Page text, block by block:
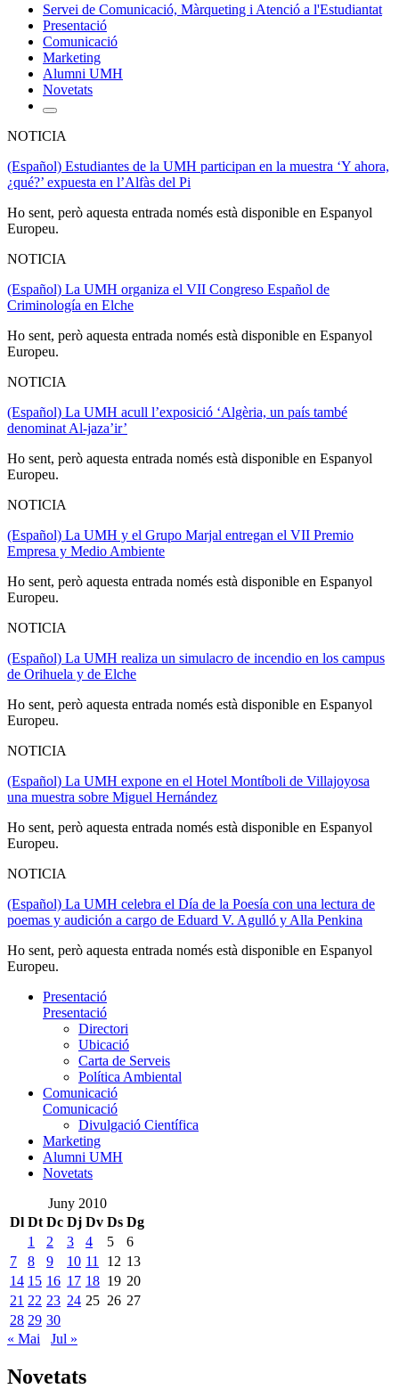
Servei de Comunicació, Màrqueting i Atenció a l'Estudiantat
Presentació
Comunicació
Marketing
Alumni UMH
Novetats
NOTICIA
(Español) Estudiantes de la UMH participan en la muestra ‘Y ahora,
¿qué?’ expuesta en l’Alfàs del Pi
Ho sent, però aquesta entrada només està disponible en Espanyol
Europeu.
NOTICIA
(Español) La UMH organiza el VII Congreso Español de
Criminología en Elche
Ho sent, però aquesta entrada només està disponible en Espanyol
Europeu.
NOTICIA
(Español) La UMH acull l’exposició ‘Algèria, un país també
denominat Al-jaza’ir’
Ho sent, però aquesta entrada només està disponible en Espanyol
Europeu.
NOTICIA
(Español) La UMH y el Grupo Marjal entregan el VII Premio
Empresa y Medio Ambiente
Ho sent, però aquesta entrada només està disponible en Espanyol
Europeu.
NOTICIA
(Español) La UMH realiza un simulacro de incendio en los campus
de Orihuela y de Elche
Ho sent, però aquesta entrada només està disponible en Espanyol
Europeu.
NOTICIA
(Español) La UMH expone en el Hotel Montíboli de Villajoyosa
una muestra sobre Miguel Hernández
Ho sent, però aquesta entrada només està disponible en Espanyol
Europeu.
NOTICIA
(Español) La UMH celebra el Día de la Poesía con una lectura de
poemas y audición a cargo de Eduard V. Agulló y Alla Penkina
Ho sent, però aquesta entrada només està disponible en Espanyol
Europeu.
Presentació
Presentació
Directori
Ubicació
Carta de Serveis
Política Ambiental
Comunicació
Comunicació
Divulgació Científica
Marketing
Alumni UMH
Novetats
Juny 2010
Dl Dt Dc Dj Dv Ds Dg
1
2 3 4 5
6
7
8 9 10 11 12 13
14 15 16 17 18 19 20
21 22 23 24 25 26 27
28 29 30
« Mai
Jul »
Novetats